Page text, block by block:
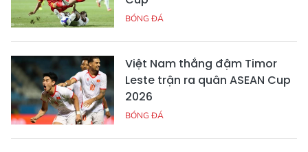
BÓNG ĐÁ
Việt Nam thắng đậm Timor
Leste trận ra quân ASEAN Cup
2026
BÓNG ĐÁ